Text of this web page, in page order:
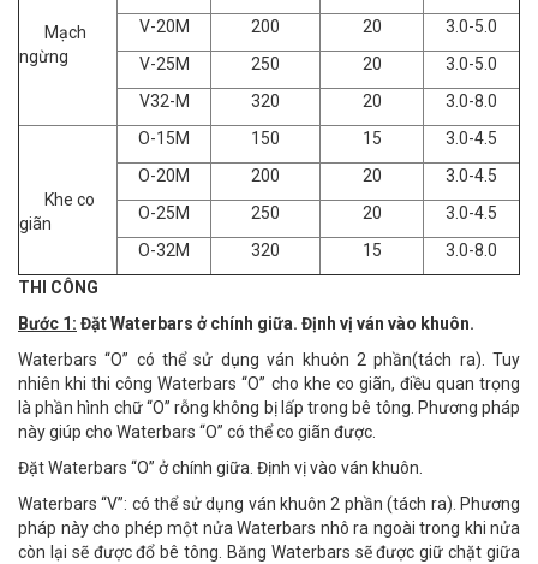
Mạch
ngừng
V-20M
200 20
3.0-5.0
V-25M
250 20
3.0-5.0
V32-M
320 20 3.0-8.0
Khe co
giãn
O-15M 150 15
3.0-4.5
O-20M
200 20
3.0-4.5
O-25M
250 20
3.0-4.5
O-32M
320 15
3.0-8.0
THI CÔNG
Bước 1: Đặt Waterbars ở chính giữa. Định vị ván vào khuôn.
Waterbars “O” có thể sử dụng ván khuôn 2 phần(tách ra). Tuy
nhiên khi thi công Waterbars “O” cho khe co giãn, điều quan trọng
là phần hình chữ “O” rỗng không bị lấp trong bê tông. Phương pháp
này giúp cho Waterbars “O” có thể co giãn được.
Đặt Waterbars “O” ở chính giữa. Định vị vào ván khuôn.
Waterbars “V”: có thể sử dụng ván khuôn 2 phần (tách ra). Phương
pháp này cho phép một nửa Waterbars nhô ra ngoài trong khi nửa
còn lại sẽ được đổ bê tông. Băng Waterbars sẽ được giữ chặt giữa